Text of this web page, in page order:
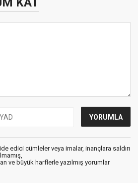
edici cümleler veya imalar, inançlara saldırı
ve büyük harflerle yazılmış yorumlar